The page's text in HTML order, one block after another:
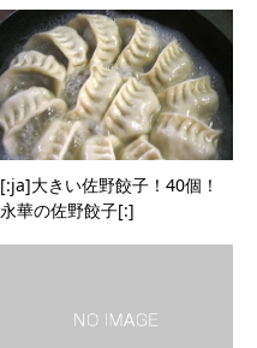
[:ja]大きい佐野餃子！40個！
永華の佐野餃子[:]